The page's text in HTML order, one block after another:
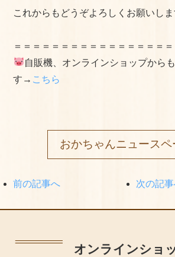
これからもどうぞよろしくお願いしま
＝＝＝＝＝＝＝＝＝＝＝＝＝＝＝＝＝
自販機、オンラインショップから
す→ こちら
おかちゃんニュースペ
前の記事へ 次の記
オンラインショ